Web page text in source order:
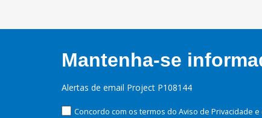
Mantenha-se
Alertas de email Project P108144
Concordo com os termos do Aviso de Privacidade